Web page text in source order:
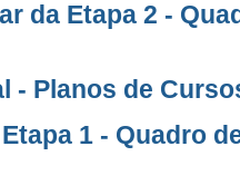
da Etapa 2 -
- Planos de
1 - Quadro